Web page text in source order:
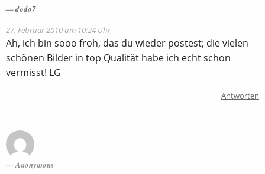
dodo7
27. Februar 2010 um 10:24 Uhr
Ah, ich bin sooo froh, das du wieder postest; die vielen
schönen Bilder in top Qualität habe ich echt schon
vermisst! LG
Antworten
Anonymous